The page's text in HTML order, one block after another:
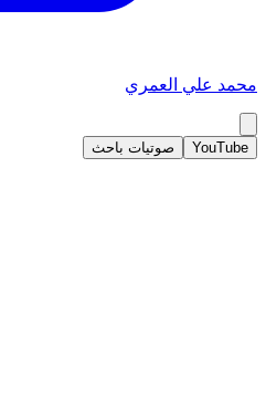
محمد علي العمري
YouTube صوتيات باحث